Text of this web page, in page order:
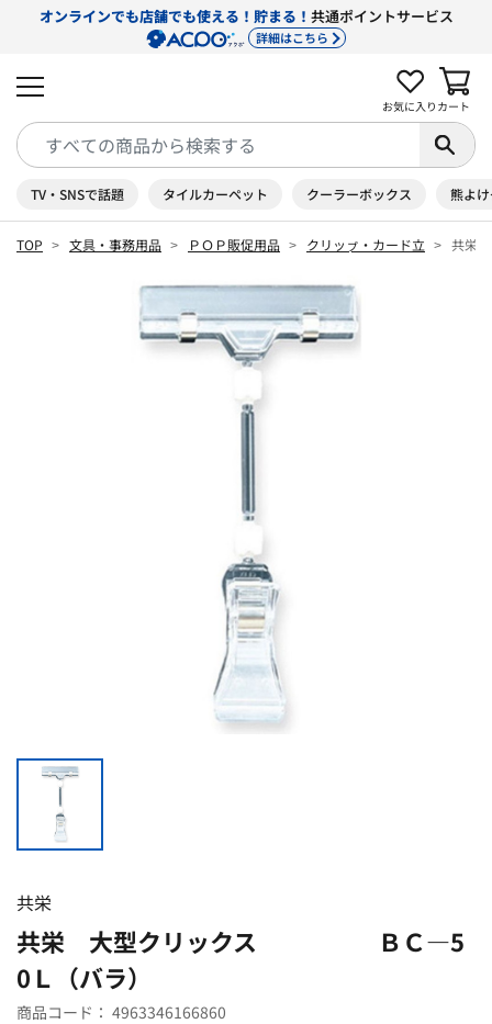
オンラインでも店舗でも使える！貯まる！ 共通ポイントサービス
詳細はこちら
お気に入り カート
TV・SNSで話題 タイルカーペット クーラーボックス 熊よ
TOP 文具・事務用品 ＰＯＰ販促用品 クリッㇷ゚・カード立 共栄
共栄
共栄 大型クリックス ＢＣ―5
0Ｌ（バラ）
商品コード： 4963346166860